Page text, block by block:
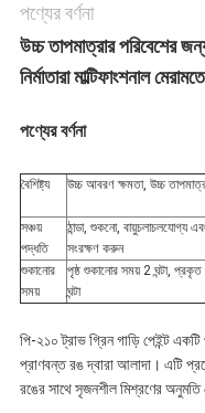
গোপনীয়তা
নীতি
পণ্যের বর্ণনা
উচ্চ তাপমাত্রার পরিবেশের
নির্মাতারা মাল্টিফাংশনাল
পণ্যের বর্ণনা
বৈশিষ্ট্য উচ্চ আবরণ ক্ষমতা, উচ্চ
সঞ্চয়
পদ্ধতি
ঠান্ডা, শুকনো, বায়ুচলাচলযোগ্য
সংরক্ষণ করুন
শুকানোর
সময়
পৃষ্ঠ শুকানোর সময় 2 ঘন্টা,
ঘন্টা
পি-২১০ ট্রাভ গ্রিন গাড়ি পেইন্ট
প্রাণবন্ত রঙ দ্বারা আলাদা। এটি
রঙের সাথে সৃজনশীল মিশ্রণের অনুমতি